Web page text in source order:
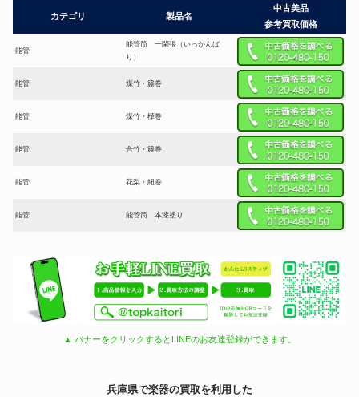
カテゴリ 製品名
中古美品
参考買取価格
能管
能管筒 一閑張（いっかんば
り）
能管 煤竹・籐巻
能管 煤竹・樺巻
能管 合竹・籐巻
能管 花梨・紐巻
能管 能管筒 本漆塗り
▲ バナーをクリックするとLINEのお友達登録ができます。
兵庫県で楽器の買取を利用した